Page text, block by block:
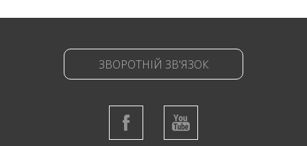
ЗВОРОТНІЙ ЗВ'ЯЗОК